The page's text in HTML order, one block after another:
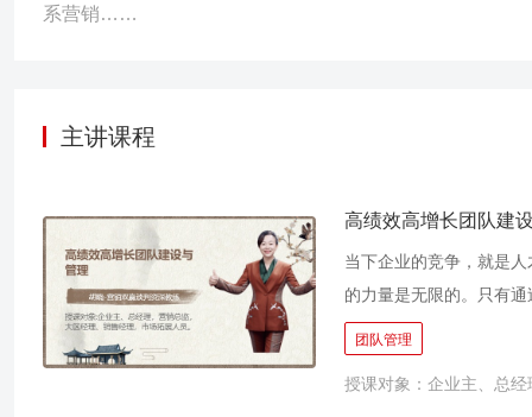
系营销……
主讲课程
高绩效高增长团队建
当下企业的竞争，就是
的力量是无限的。只有
可持续发展的必备条件
生死存亡！作为销售团队的将帅，您可曾
售额逐年升高而利润却越来越少？ 为什么优秀的销售人员那么难招？为
团队管理
授课对象：企业主、总